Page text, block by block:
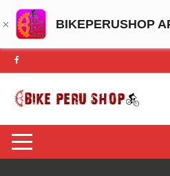
BIKEPERUSHOP
Saltar
al
contenido